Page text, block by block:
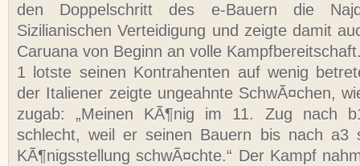
den Doppelschritt des e-Bauern die
Sizilianischen Verteidigung und zeigte damit
Caruana von Beginn an volle
1 lotste seinen Kontrahenten auf wenig
der Italiener zeigte ungeahnte SchwÃ¤chen,
zugab:„Meinen KÃ¶nig im 11. Zug nach
schlecht, weil er seinen Bauern bis nach a3
KÃ¶nigsstellung schwÃ¤chte.“ Der Kampf